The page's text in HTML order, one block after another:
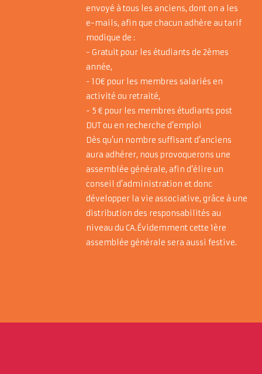
envoyé à tous les anciens, dont on a les
e-mails, afin que chacun adhère au tarif
modique de :
- Gratuit pour les étudiants de 2èmes
année,
- 10€ pour les membres salariés en
activité ou retraité,
- 5 € pour les membres étudiants post
DUT ou en recherche d’emploi
Dès qu’un nombre suffisant d’anciens
aura adhérer, nous provoquerons une
assemblée générale, afin d’élire un
conseil d’administration et donc
développer la vie associative, grâce à une
distribution des responsabilités au
niveau du CA.Évidemment cette 1ère
assemblée générale sera aussi festive.